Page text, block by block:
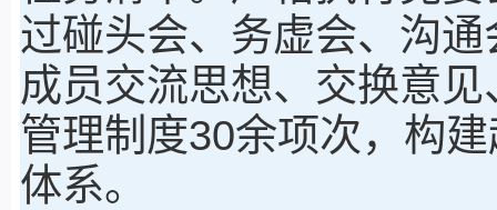
过碰头会、务虚会、沟
成员交流思想、交换意
管理制度30余项次，构
体系。